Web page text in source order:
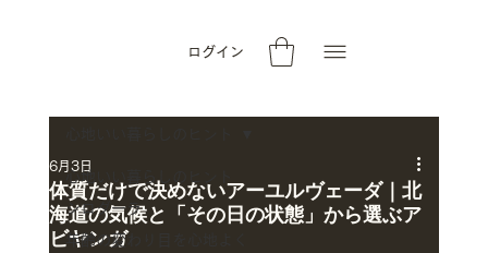
ログイン
心地いい暮らしのヒント
シロダーラ
年齢の変わり目を心地よく
体質だけで決めないアーユルヴェーダ｜北
海道の気候と「その日の状態」から選ぶア
ビヤンガ
6月3日